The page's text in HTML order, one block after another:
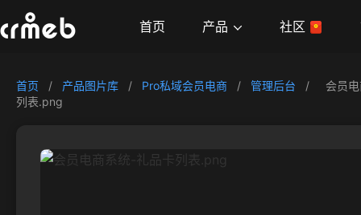
首页 产品 社区
首页 / 产品图片库 / Pro私域会员电商 / 管理后台 /
会员
列表.png